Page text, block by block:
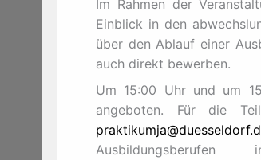
Im Rahmen der
Einblick in den
über den Ablauf einer
auch direkt bewerben.
Um 15:00 Uhr und um
angeboten. Für die